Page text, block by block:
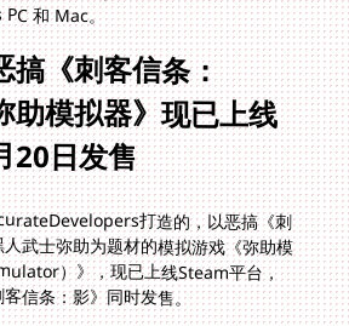
和 Mac。
搞《刺客信条：
模拟器》现已上线
20日发售
打造的，以恶搞《刺
黑人武士弥助为题材的模拟游戏《弥助模
Simulator）》，现已上线Steam平台，
信条：影》同时发售。